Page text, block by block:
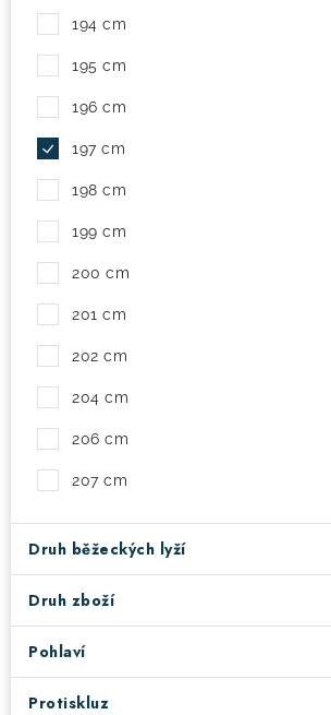
194 cm
195 cm
196 cm
197 cm
198 cm
199 cm
200 cm
201 cm
202 cm
204 cm
206 cm
207 cm
Druh běžeckých lyží
Druh zboží
Pohlaví
Protiskluz